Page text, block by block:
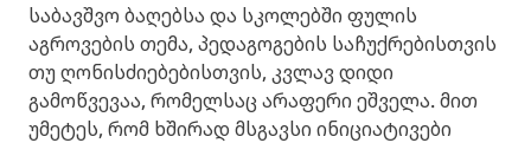
საბავშვო ბაღებსა და სკოლებში ფულის
აგროვების თემა, პედაგოგების საჩუქრებისთვის
თუ ღონისძიებებისთვის, კვლავ დიდი
გამოწვევაა, რომელსაც არაფერი ეშველა. მით
უმეტეს, რომ ხშირად მსგავსი ინიციატივები